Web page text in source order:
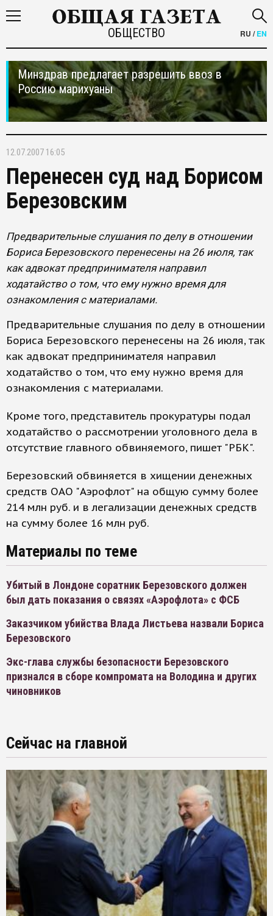
ОБЩЕСТВО RU /EN
Минздрав предлагает разрешить ввоз в
Россию марихуаны
12.07.2007 16:05
Перенесен суд над Борисом
Березовским
Предварительные слушания по делу в отношении
Бориса Березовского перенесены на 26 июля, так
как адвокат предпринимателя направил
ходатайство о том, что ему нужно время для
ознакомления с материалами.
Предварительные слушания по делу в отношении
Бориса Березовского перенесены на 26 июля, так
как адвокат предпринимателя направил
ходатайство о том, что ему нужно время для
ознакомления с материалами.
Кроме того, представитель прокуратуры подал
ходатайство о рассмотрении уголовного дела в
отсутствие главного обвиняемого, пишет "РБК".
Березовский обвиняется в хищении денежных
средств ОАО "Аэрофлот" на общую сумму более
214 млн руб. и в легализации денежных средств
на сумму более 16 млн руб.
Материалы по теме
Убитый в Лондоне соратник Березовского должен
был дать показания о связях «Аэрофлота» с ФСБ
Заказчиком убийства Влада Листьева назвали Бориса
Березовского
Экс-глава службы безопасности Березовского
признался в сборе компромата на Володина и других
чиновников
Сейчас на главной